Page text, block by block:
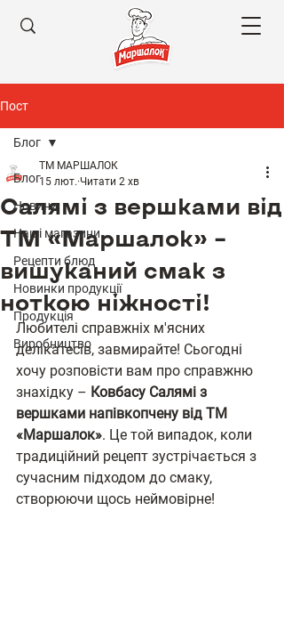
Пост
Блог
Новини
Наші магазини
Рецепти блюд
Новинки продукції
Продукція
Виробництво
Блог
Салямі з вершками від
ТМ «Маршалок» –
вишуканий смак з
ноткою ніжності!
ТМ МАРШАЛОК
15 лют. Читати 2 хв
Любителі справжніх м'ясних
делікатесів, завмирайте! Сьогодні
хочу розповісти вам про справжню
знахідку – Ковбасу Салямі з
вершками напівкопчену від ТМ
«Маршалок». Це той випадок, коли
традиційний рецепт зустрічається з
сучасним підходом до смаку,
створюючи щось неймовірне!